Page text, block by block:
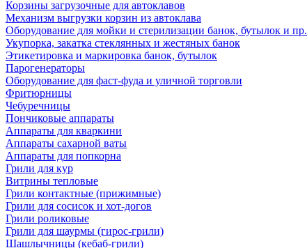
Корзины загрузочные для автоклавов
Механизм выгрузки корзин из автоклава
Оборудование для мойки и стерилизации банок, бутылок и пр.
Укупорка, закатка стеклянных и жестяных банок
Этикетировка и маркировка банок, бутылок
Парогенераторы
Оборудование для фаст-фуда и уличной торговли
Фритюрницы
Чебуречницы
Пончиковые аппараты
Аппараты для кваркини
Аппараты сахарной ваты
Аппараты для попкорна
Грили для кур
Витрины тепловые
Грили контактные (прижимные)
Грили для сосисок и хот-догов
Грили роликовые
Грили для шаурмы (гирос-грили)
Шашлычницы (кебаб-грили)